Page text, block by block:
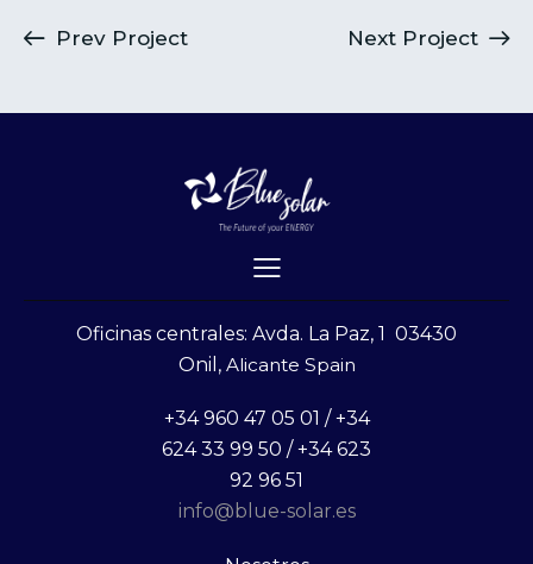
Prev Project Next Project
Oficinas centrales: Avda. La Paz, 1 03430
Onil, Alicante Spain
+34 960 47 05 01 / +34
624 33 99 50 / +34 623
92 96 51
info@blue-solar.es